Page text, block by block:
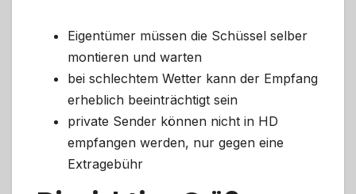
Eigentümer müssen die Schüssel selber
montieren und warten
bei schlechtem Wetter kann der Empfang
erheblich beeinträchtigt sein
private Sender können nicht in HD
empfangen werden, nur gegen eine
Extragebühr